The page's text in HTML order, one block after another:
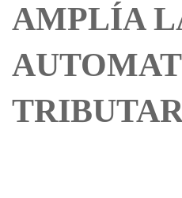
AMPLÍA